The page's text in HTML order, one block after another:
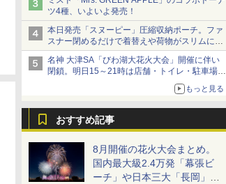
ツ4種、いよいよ発売！
本日発売「スヌーピー」圧縮収納ポーチ。ファ
スナー閉めるだけで着替えや荷物がスリムにま
とまる
名神 大津SA「びわ湖大花火大会」開催に伴い
閉鎖。明日15～21時は店舗・トイレ・駐車場の
もっと見る
おすすめ記事
8月開催の花火大会まとめ。
国内最大級2.4万発「幕張ビ
ーチ」や日本三大「長岡」な